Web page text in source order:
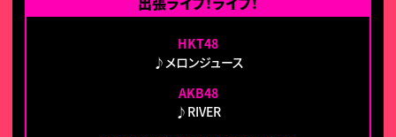
HKT48
♪メロンジュース
AKB48
♪RIVER